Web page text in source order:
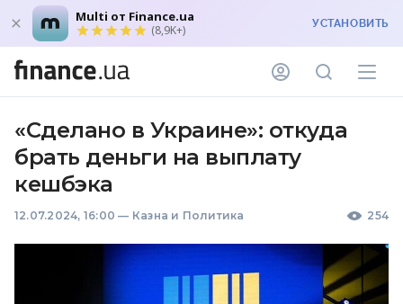
Multi от Finance.ua
(8,9K+) УСТАНОВИТЬ
«Сделано в Украине»: откуда
брать деньги на выплату
кешбэка
12.07.2024, 16:00 — Казна и Политика 254